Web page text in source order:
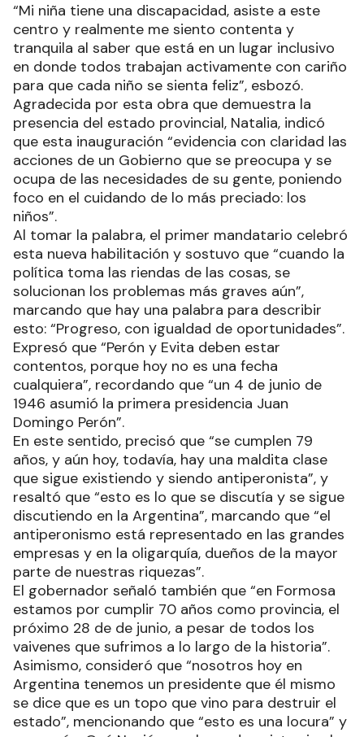
“Mi niña tiene una discapacidad, asiste a este
centro y realmente me siento contenta y
tranquila al saber que está en un lugar inclusivo
en donde todos trabajan activamente con cariño
para que cada niño se sienta feliz”, esbozó.
Agradecida por esta obra que demuestra la
presencia del estado provincial, Natalia, indicó
que esta inauguración “evidencia con claridad las
acciones de un Gobierno que se preocupa y se
ocupa de las necesidades de su gente, poniendo
foco en el cuidando de lo más preciado: los
niños”.
Al tomar la palabra, el primer mandatario celebró
esta nueva habilitación y sostuvo que “cuando la
política toma las riendas de las cosas, se
solucionan los problemas más graves aún”,
marcando que hay una palabra para describir
esto: “Progreso, con igualdad de oportunidades”.
Expresó que “Perón y Evita deben estar
contentos, porque hoy no es una fecha
cualquiera”, recordando que “un 4 de junio de
1946 asumió la primera presidencia Juan
Domingo Perón”.
En este sentido, precisó que “se cumplen 79
años, y aún hoy, todavía, hay una maldita clase
que sigue existiendo y siendo antiperonista”, y
resaltó que “esto es lo que se discutía y se sigue
discutiendo en la Argentina”, marcando que “el
antiperonismo está representado en las grandes
empresas y en la oligarquía, dueños de la mayor
parte de nuestras riquezas”.
El gobernador señaló también que “en Formosa
estamos por cumplir 70 años como provincia, el
próximo 28 de de junio, a pesar de todos los
vaivenes que sufrimos a lo largo de la historia”.
Asimismo, consideró que “nosotros hoy en
Argentina tenemos un presidente que él mismo
se dice que es un topo que vino para destruir el
estado”, mencionando que “esto es una locura” y